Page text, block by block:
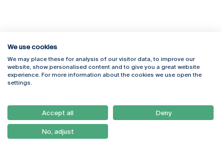
Rua Diogo Botelho 1327
4169-005 Porto
+351 226 196 240
Campus Online
Webmail
Como Chegar
Newsletter
We use cookies
We may place these for analysis of our visitor data, to improve our
website, show personalised content and to give you a great website
experience. For more information about the cookies we use open the
settings.
Accept all Deny
No, adjust